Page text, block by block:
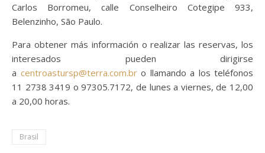
Carlos Borromeu, calle Conselheiro Cotegipe 933,
Belenzinho, São Paulo.
Para obtener más información o realizar las reservas, los
interesados pueden dirigirse
a centroastursp@terra.com.bro llamando a los teléfonos
11 2738 3419 o 97305.7172, de lunes a viernes, de 12,00
a 20,00 horas.
Brasil